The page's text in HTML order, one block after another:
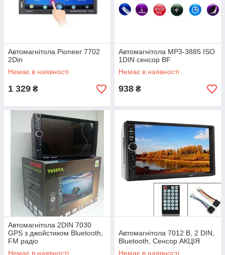
Автомагнітола Pioneer 7702
2Din
Немає в наявності
1 329 ₴
Автомагнітола MP3-3885 ISO
1DIN сенсор BF
Немає в наявності
938 ₴
Автомагнітола 2DIN 7030
GPS з джойстиком Bluetooth,
FM радіо
Немає в наявності
Автомагнітола 7012 B, 2 DIN,
Bluetooth, Сенсор АКЦІЯ
Немає в наявності